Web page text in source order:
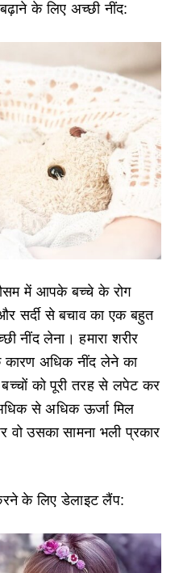
बढ़ाने के लिए अच्छी नींद:
में आपके बच्चे के रोग
सर्दी से बचाव का एक बहुत
नींद लेना। हमारा शरीर
कारण अधिक नींद लेने का
को पूरी तरह से लपेट कर
से अधिक ऊर्जा मिल
उसका सामना भली प्रकार
के लिए डेलाइट लैंप: